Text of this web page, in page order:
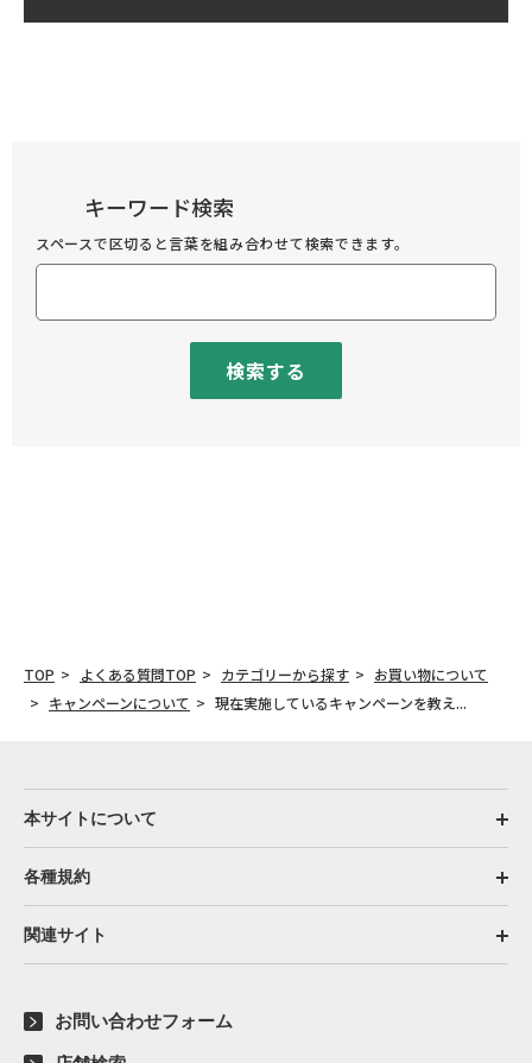
キーワード検索
スペースで区切ると言葉を組み合わせて検索できます。
検索する
TOP よくある質問TOP カテゴリーから探す
お買い物について
キャンペーンについて
現在実施しているキャンペーンを教え...
本サイトについて
各種規約
関連サイト
お問い合わせフォーム